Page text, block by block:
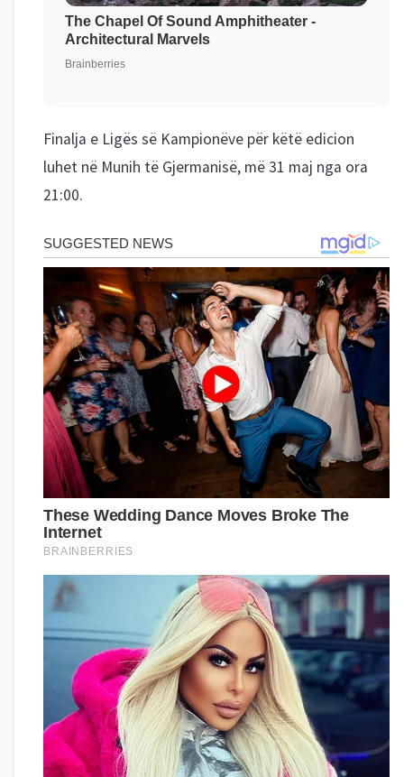
Finalja e Ligës së Kampionëve për këtë edicion
luhet në Munih të Gjermanisë, më 31 maj nga ora
21:00.